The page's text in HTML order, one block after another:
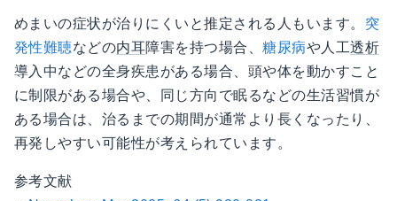
めまいの症状が治りにくいと推定される人もいます。 突
発性難聴などの内耳障害を持つ場合、糖尿病や人工透析
導入中などの全身疾患がある場合、頭や体を動かすこと
に制限がある場合や、同じ方向で眠るなどの生活習慣が
ある場合は、治るまでの期間が通常より長くなったり、
再発しやすい可能性が考えられています。
参考文献